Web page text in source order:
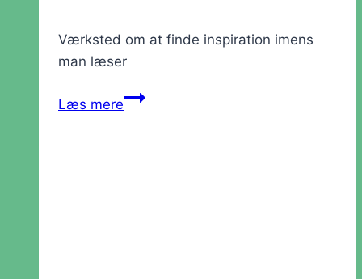
Værksted om at finde inspiration imens
man læser
Læs mereVærksted: